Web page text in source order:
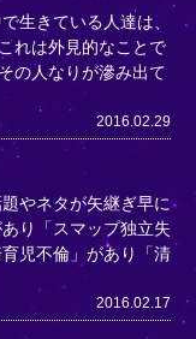
生きている人達は、
れは外見的なことで
の人なりが滲み出て
2016.02.29
やネタが矢継ぎ早に
り「スマップ独立失
児不倫」があり「清
2016.02.17